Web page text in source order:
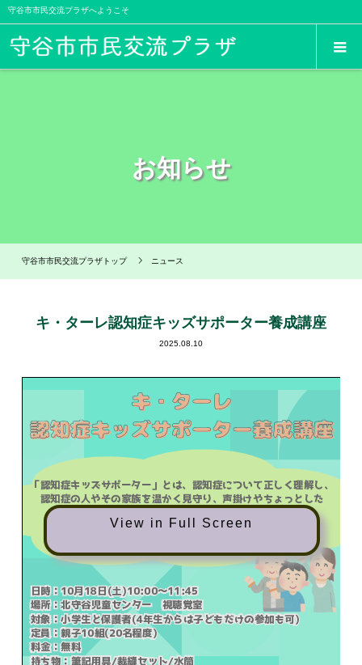
守谷市市民交流プラザへようこそ
お知らせ
守谷市市民交流プラザトップ ニュース
キ・ターレ認知症キッズサポーター養成講座
2025.08.10
View in Full Screen